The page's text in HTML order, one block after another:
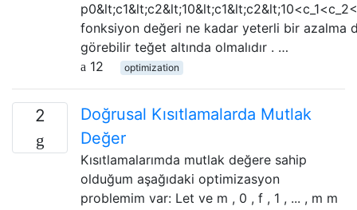
fonksiyon değeri ne kadar yeterli bir azalma
görebilir teğet altında olmalıdır . …
12
optimization
2
Doğrusal Kısıtlamalarda Mutlak
Değer
Kısıtlamalarımda mutlak değere sahip
olduğum aşağıdaki optimizasyon
problemim var: Let ve m , 0 , f , 1 , ... , m m